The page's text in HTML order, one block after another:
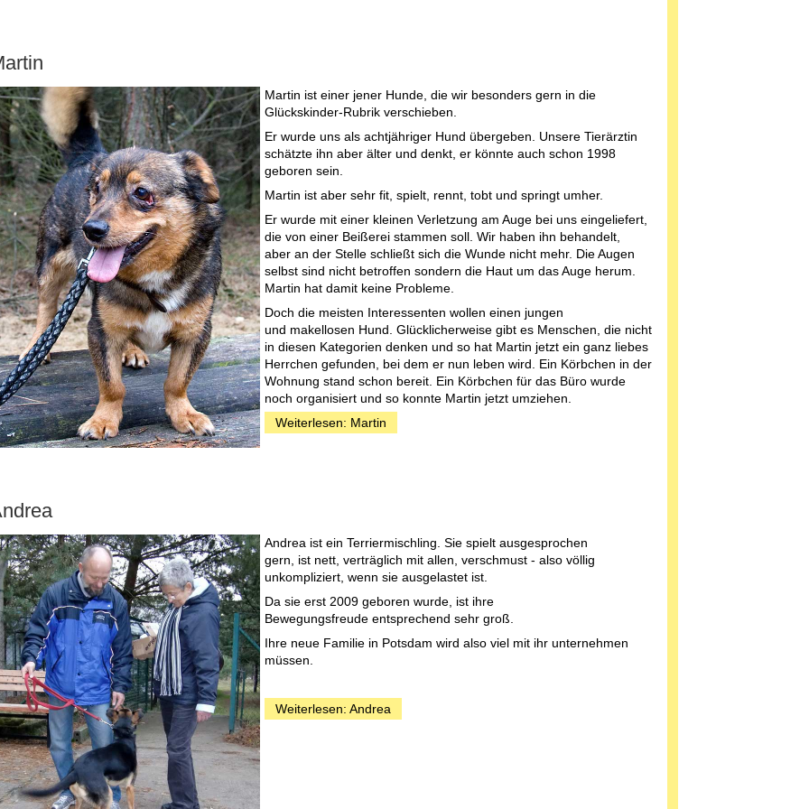
Martin ist einer jener Hunde, die wir besonders gern in die
Glückskinder-Rubrik verschieben.
Erwurde uns als achtjähriger Hund übergeben. Unsere Tierärztin
schätzte ihn aber älter und denkt, er könnte auch schon 1998
geboren sein.
Martin ist aber sehr fit, spielt, rennt, tobt und springt umher.
Er wurde mit einer kleinen Verletzung am Auge bei uns eingeliefert,
die von einer Beißerei stammen soll. Wir haben ihn behandelt,
aber an der Stelle schließt sich die Wunde nicht mehr. Die Augen
selbst sind nicht betroffen sondern die Haut um das Auge herum.
Martin hat damit keine Probleme.
Doch die meisten Interessenten wollen einen jungen
und makellosen Hund. Glücklicherweise gibt es Menschen, die nicht
in diesen Kategorien denken und so hat Martin jetzt ein ganz liebes
Herrchen gefunden, bei dem er nun leben wird. Ein Körbchen in der
Wohnung stand schon bereit. Ein Körbchen für das Büro wurde
noch organisiert und so konnte Martin jetzt umziehen.
Weiterlesen: Martin
Andrea ist ein Terriermischling. Sie spielt ausgesprochen
gern, ist nett, verträglich mit allen, verschmust - also völlig
unkompliziert, wenn sie ausgelastet ist.
Da sie erst 2009 geboren wurde, ist ihre
Bewegungsfreude entsprechend sehr groß.
Ihre neue Familie in Potsdam wird also viel mit ihr unternehmen
müssen.
Weiterlesen: Andrea